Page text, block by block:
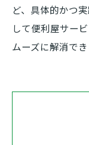
ど、具体的かつ
して便利屋サー
ムーズに解消で